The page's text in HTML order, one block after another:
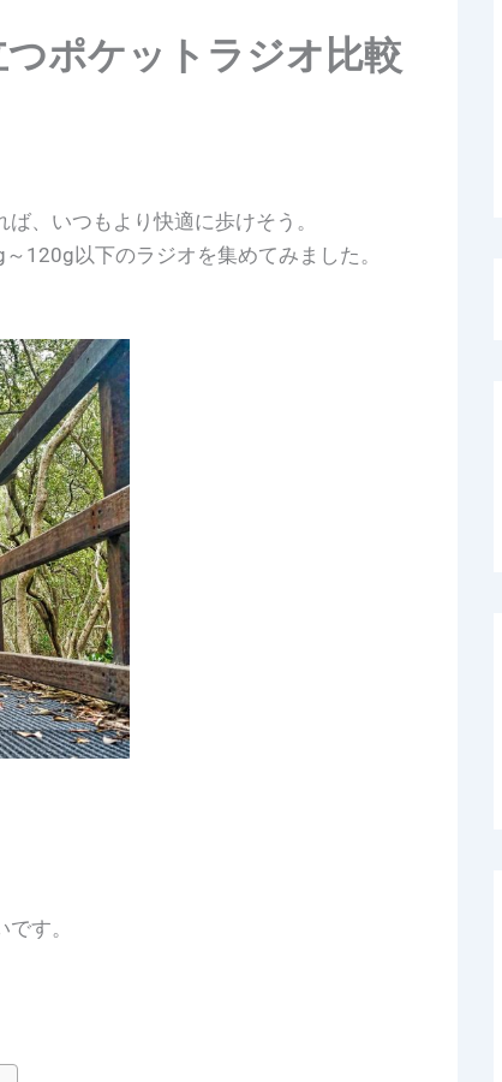
ポケットラジオ比較
、いつもより快適に歩けそう。
120g以下のラジオを集めてみました。
す。